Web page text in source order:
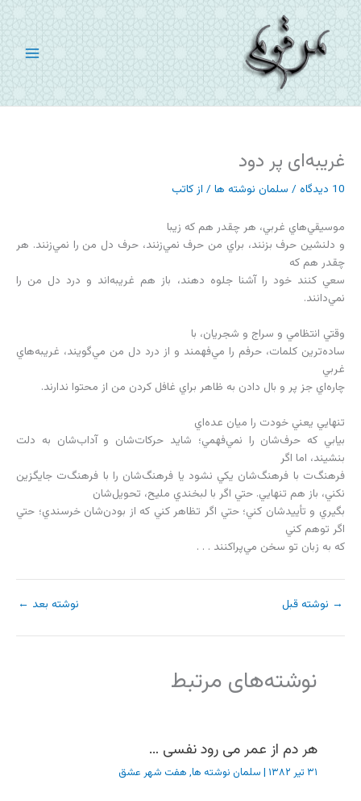
پرش
به
محتوا
غریبه‌ای پر دود
10 دیدگاه / سلمان نوشته ها / از کاتب
موسيقي‌هاي غربي، هر چقدر هم كه زيبا
و دلنشين حرف بزنند، براي من حرف نمي‌زنند، حرف دل من را نمي‌زنند. هر
چقدر هم كه
سعي كنند خود را آشنا جلوه دهند، باز هم غريبه‌اند و درد دل من را
نمي‌دانند.
وقتي انتظامي و سراج و شجريان، با
ساده‌ترين كلمات، حرفم را مي‌فهمند و از درد دل من مي‌گويند، غريبه‌هاي
غربي
چاره‌اي جز پر و بال دادن به ظاهر براي غافل كردن من از محتوا ندارند.
تنهايي يعني خودت را ميان عده‌اي
بيابي كه حرف‌شان را نمي‌فهمي؛ شايد حركات‌شان و آداب‌شان به دلت
بنشيند، اما اگر
فرهنگ‌ت با فرهنگ‌شان يكي نشود يا فرهنگ‌شان را با فرهنگ‌ت جايگزين
نكني، باز هم تنهايي. حتي اگر با لبخندي مليح، تحويل‌شان
بگيري و تأييدشان كني؛ حتي اگر تظاهر كني كه از بودن‌شان خرسندي؛ حتي
اگر توهم كني
كه به زبان تو سخن مي‌پراكنند . . .
→ نوشته قبل نوشته بعد ←
نوشته‌های مرتبط
هر دم از عمر می رود نفسی …
۳۱ تیر ۱۳۸۲ | سلمان نوشته ها, هفت شهر عشق